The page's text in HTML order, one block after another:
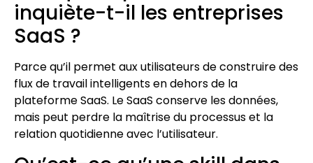
inquiète-t-il les entreprises
SaaS ?
Parce qu’il permet aux utilisateurs de construire des
flux de travail intelligents en dehors de la
plateforme SaaS. Le SaaS conserve les données,
mais peut perdre la maîtrise du processus et la
relation quotidienne avec l’utilisateur.